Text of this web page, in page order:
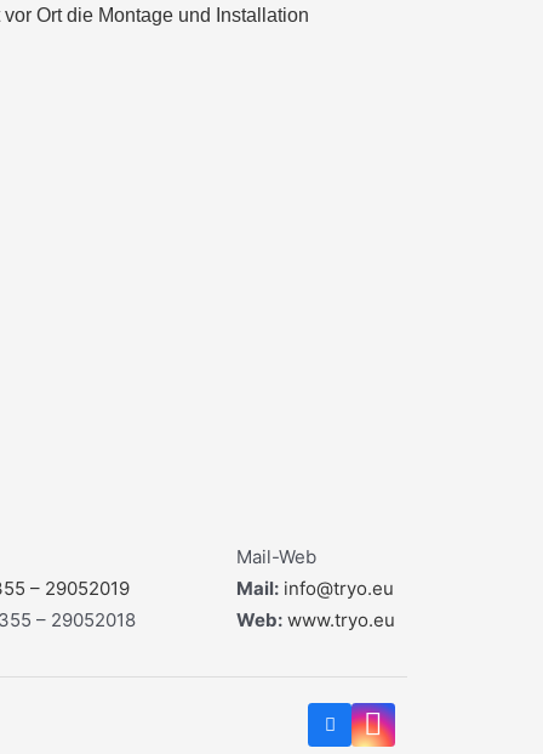
Ort die Montage und Installation
– 29052019
– 29052018
Mail-Web
Mail: info@tryo.eu
Web: www.tryo.eu
F
a
c
I
n
s